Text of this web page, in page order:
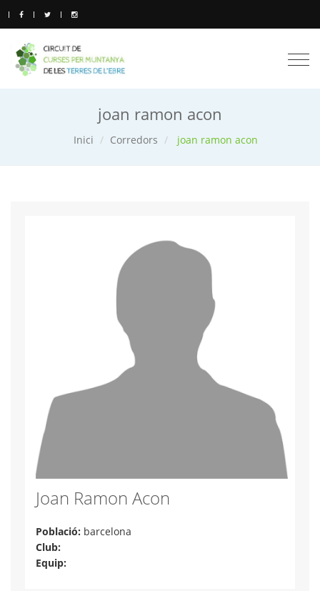
joan ramon acon
Inici Corredors joan ramon acon
Joan Ramon Acon
Població: barcelona
Club:
Equip: